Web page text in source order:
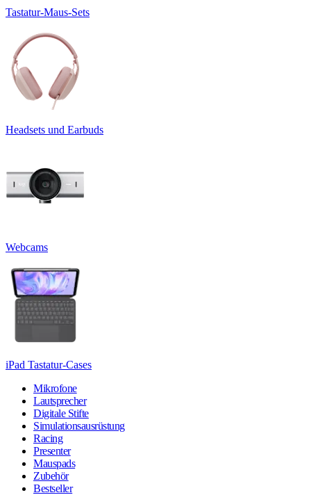
Tastatur-Maus-Sets
Headsets und Earbuds
Webcams
iPad Tastatur-Cases
Mikrofone
Lautsprecher
Digitale Stifte
Simulationsausrüstung
Racing
Presenter
Mauspads
Zubehör
Bestseller